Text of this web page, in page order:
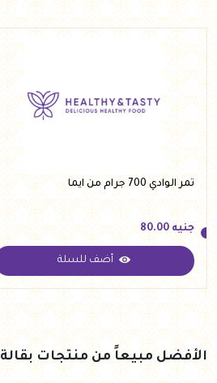
تمر الوادي 700 جرام من ايما
جنيه
جنيه 80.00
أضف للسلة
الأفضل مبيعاً من منتجات بقالة